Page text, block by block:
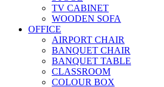
TV CABINET
WOODEN SOFA
OFFICE
AIRPORT CHAIR
BANQUET CHAIR
BANQUET TABLE
CLASSROOM
COLOUR BOX